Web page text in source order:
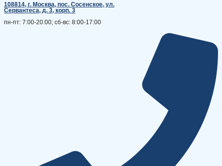
108814, г. Москва, поc. Сосенское, ул.
Сервантеса, д. 3, корп. 3
пн-пт: 7:00-20:00; сб-вс: 8:00-17:00